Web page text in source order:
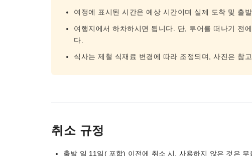
여정에 표시된 시간은 예상 시간이며 실제 도착 및 출
여행지에서 하차하시면 됩니다. 단, 투어를 떠나기 전
다.
식사는 제철 식재료 변경에 따라 조정되며, 사진은 참고
취소 규정
출발 일 11일( 포함) 이전에 취소 시, 사용하지 않은 것은 무